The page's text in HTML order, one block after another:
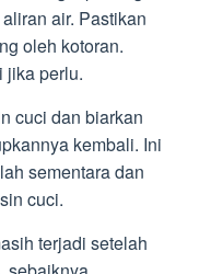
air. Pastikan
oleh kotoran.
jika perlu.
cuci dan biarkan
kembali. Ini
sementara dan
cuci.
terjadi setelah